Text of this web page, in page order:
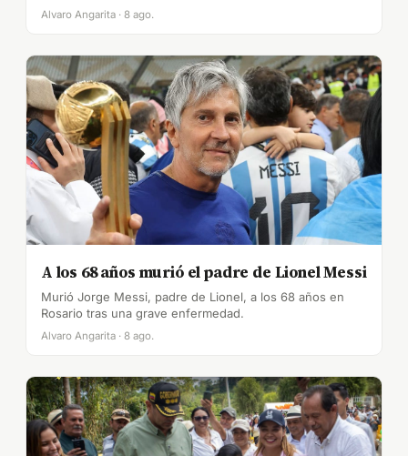
Alvaro Angarita · 8 ago.
A los 68 años murió el padre de Lionel Messi
Murió Jorge Messi, padre de Lionel, a los 68 años en
Rosario tras una grave enfermedad.
Alvaro Angarita · 8 ago.